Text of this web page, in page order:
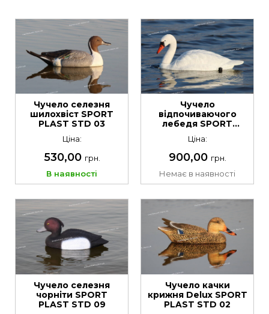
Чучело селезня
шилохвіст SPORT
PLAST STD 03
Ціна:
530,00 грн.
В наявності
Чучело
відпочиваючого
лебедя SPORT
PLAST 591AV
Ціна:
900,00 грн.
Немає в наявності
Чучело селезня
чорніти SPORT
PLAST STD 09
Чучело качки
крижня Delux SPORT
PLAST STD 02